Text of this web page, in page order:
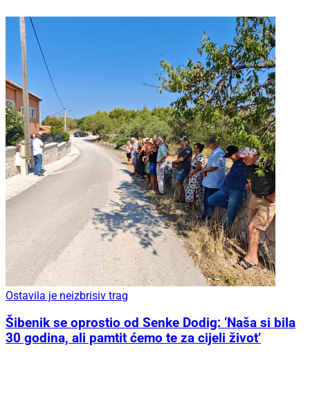
Ostavila je neizbrisiv trag
Šibenik se oprostio od Senke Dodig: ‘Naša si bila
30 godina, ali pamtit ćemo te za cijeli život’